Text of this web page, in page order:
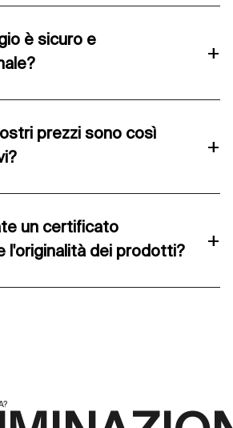
è sicuro e
+
prezzi sono così
+
un certificato
l'originalità dei prodotti?
+